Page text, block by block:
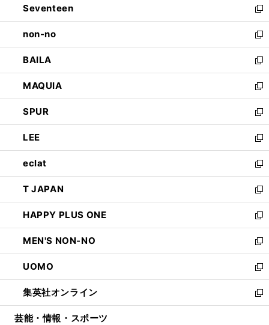
く
で
開
く
ド
ウ
で
開
く
Seventeen
新
し
い
ウ
ィ
ン
ド
ウ
で
開
く
non-no
新
し
い
ウ
ィ
ン
ド
ウ
で
開
く
BAILA
新
し
い
ウ
ィ
ン
ド
ウ
で
開
く
MAQUIA
新
し
い
ウ
ィ
ン
ド
ウ
で
開
く
SPUR
新
し
い
ウ
ィ
ン
ド
ウ
で
開
く
LEE
新
し
い
ウ
ィ
ン
ド
ウ
で
開
く
eclat
新
し
い
ウ
ィ
ン
ド
ウ
で
開
く
T JAPAN
新
し
い
ウ
ィ
ン
ド
ウ
で
開
HAPPY PLUS ONE
新
し
い
ウ
ィ
ン
ド
ウ
MEN'S NON-NO
新
し
い
ウ
ィ
ン
UOMO
新
し
い
ウ
集英社オンライン
新
し
芸能・情報・スポーツ